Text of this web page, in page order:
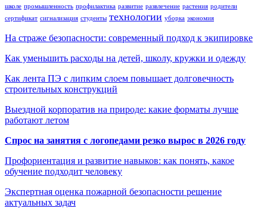
школе промышленность профилактика развитие развлечение растения родители
сертификат сигнализация студенты технологии уборка экономия
На страже безопасности: современный подход к экипировке
Как уменьшить расходы на детей, школу, кружки и одежду
Как лента ПЭ с липким слоем повышает долговечность
строительных конструкций
Выездной корпоратив на природе: какие форматы лучше
работают летом
Спрос на занятия с логопедами резко вырос в 2026 году
Профориентация и развитие навыков: как понять, какое
обучение подходит человеку
Экспертная оценка пожарной безопасности решение
актуальных задач